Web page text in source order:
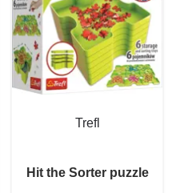
Trefl
Hit the Sorter puzzle